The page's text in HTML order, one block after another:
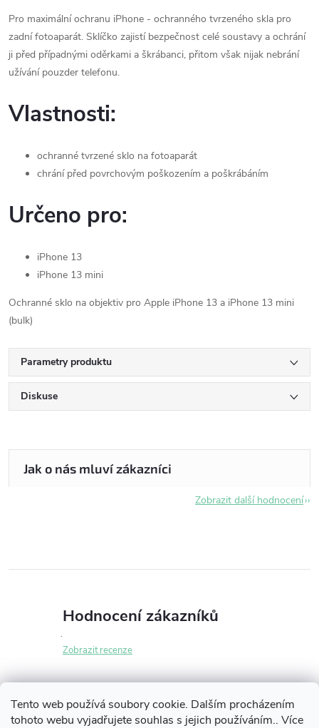
Tento web používá soubory cookie. Dalším procházením
tohoto webu vyjadřujete souhlas s jejich používáním.. Více
Pro maximální ochranu iPhone - ochranného tvrzeného skla pro
zadní fotoaparát. Sklíčko zajistí bezpečnost celé soustavy a ochrání
ji před případnými oděrkami a škrábanci, přitom však nijak nebrání
užívání pouzder telefonu.
Vlastnosti:
ochranné tvrzené sklo na fotoaparát
chrání před povrchovým poškozením a poškrábáním
Určeno pro:
iPhone 13
iPhone 13 mini
Ochranné sklo na objektiv pro Apple iPhone 13 a iPhone 13 mini
(bulk)
Parametry produktu
Diskuse
Zobrazit další hodnocení
Hodnocení zákazníků
Zobrazit recenze